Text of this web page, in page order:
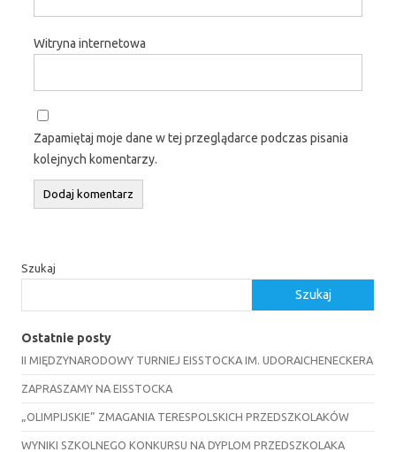
Witryna internetowa
Zapamiętaj moje dane w tej przeglądarce podczas pisania
kolejnych komentarzy.
Szukaj
Szukaj
Ostatnie posty
II MIĘDZYNARODOWY TURNIEJ EISSTOCKA IM. UDORAICHENECKERA
ZAPRASZAMY NA EISSTOCKA
„OLIMPIJSKIE” ZMAGANIA TERESPOLSKICH PRZEDSZKOLAKÓW
WYNIKI SZKOLNEGO KONKURSU NA DYPLOM PRZEDSZKOLAKA